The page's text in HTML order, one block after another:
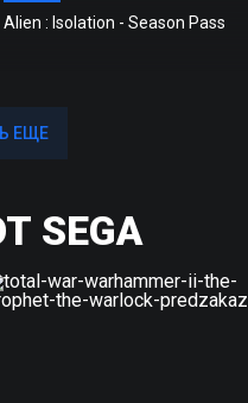
Alien : Isolation - Season Pass
ЕЩЕ
ЕЩЕ
SEGA